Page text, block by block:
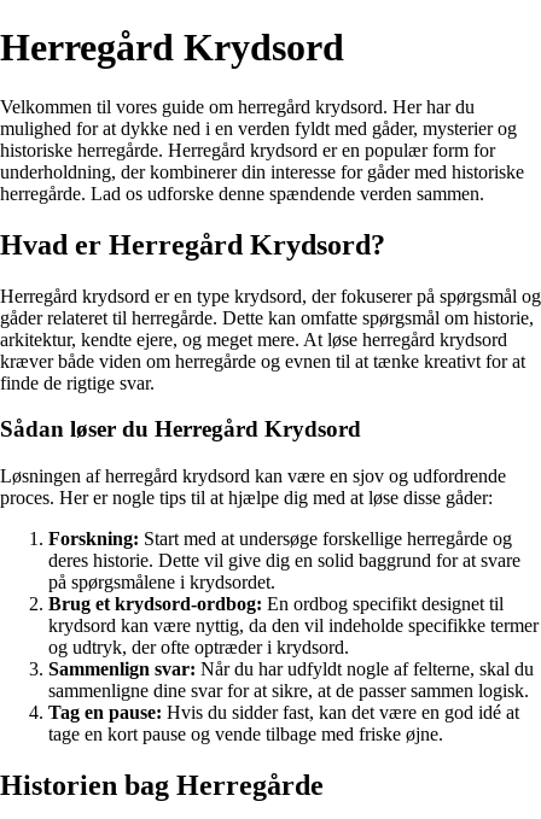
Herregård Krydsord
Velkommen til vores guide om herregård krydsord. Her har du
mulighed for at dykke ned i en verden fyldt med gåder, mysterier og
historiske herregårde. Herregård krydsord er en populær form for
underholdning, der kombinerer din interesse for gåder med historiske
herregårde. Lad os udforske denne spændende verden sammen.
Hvad er Herregård Krydsord?
Herregård krydsord er en type krydsord, der fokuserer på spørgsmål og
gåder relateret til herregårde. Dette kan omfatte spørgsmål om historie,
arkitektur, kendte ejere, og meget mere. At løse herregård krydsord
kræver både viden om herregårde og evnen til at tænke kreativt for at
finde de rigtige svar.
Sådan løser du Herregård Krydsord
Løsningen af herregård krydsord kan være en sjov og udfordrende
proces. Her er nogle tips til at hjælpe dig med at løse disse gåder:
Forskning: Start med at undersøge forskellige herregårde og
deres historie. Dette vil give dig en solid baggrund for at svare
på spørgsmålene i krydsordet.
Brug et krydsord-ordbog: En ordbog specifikt designet til
krydsord kan være nyttig, da den vil indeholde specifikke termer
og udtryk, der ofte optræder i krydsord.
Sammenlign svar: Når du har udfyldt nogle af felterne, skal du
sammenligne dine svar for at sikre, at de passer sammen logisk.
Tag en pause: Hvis du sidder fast, kan det være en god idé at
tage en kort pause og vende tilbage med friske øjne.
Historien bag Herregårde